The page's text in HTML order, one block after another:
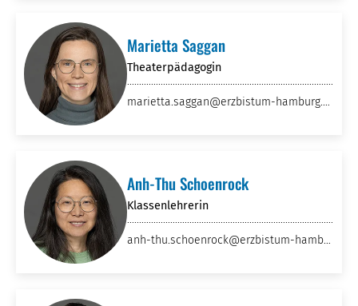
Marietta Saggan
Theaterpädagogin
marietta.saggan@erzbistum-hamburg.o
Anh-Thu Schoenrock
Klassenlehrerin
anh-thu.schoenrock@erzbistum-hambu